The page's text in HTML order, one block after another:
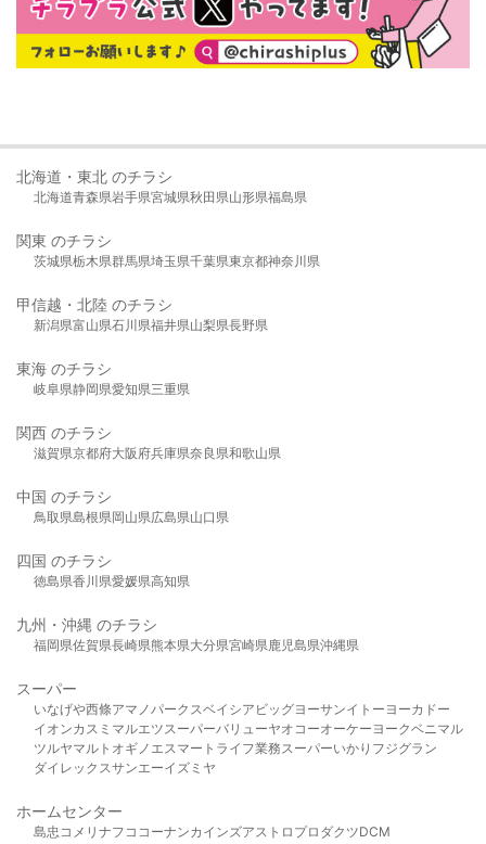
北海道・東北 のチラシ
北海道青森県岩手県宮城県秋田県山形県福島県
関東 のチラシ
茨城県栃木県群馬県埼玉県千葉県東京都神奈川県
甲信越・北陸 のチラシ
新潟県富山県石川県福井県山梨県長野県
東海 のチラシ
岐阜県静岡県愛知県三重県
関西 のチラシ
滋賀県京都府大阪府兵庫県奈良県和歌山県
中国 のチラシ
鳥取県島根県岡山県広島県山口県
四国 のチラシ
徳島県香川県愛媛県高知県
九州・沖縄 のチラシ
福岡県佐賀県長崎県熊本県大分県宮崎県鹿児島県沖縄県
スーパー
いなげや西條アマノパークスベイシア ビッグヨーサンイトーヨーカドー
イオンカスミ マルエツスーパーバリューヤオコーオーケー ヨークベニマル
ツルヤマルト オギノ エスマート ライフ業務スーパーいかり フジグラン
ダイレックスサンエーイズミヤ
ホームセンター
島忠 コメリ ナフコ コーナンカインズアストロプロダクツDCM